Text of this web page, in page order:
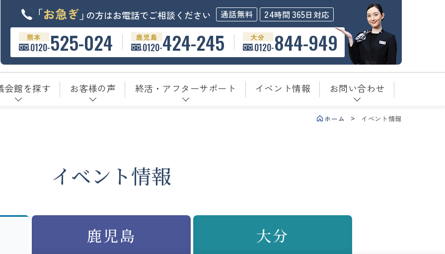
「お急ぎ」 の方はお電話でご相談ください 通話無料 24時間 365日対応
熊本
0120-525-024 鹿児島
0120-424-245 大分
0120-844-949
会館を探す お客様の声 終活・アフターサポート イベント情報 お問い合わせ
ホーム イベント情報
イベント情報
鹿児島 大分